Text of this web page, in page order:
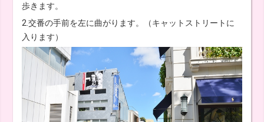
歩きます。
2.交番の手前を左に曲がります。（キャットストリートに
入ります）